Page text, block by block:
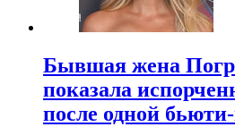
Бывшая жена
показала
после одной